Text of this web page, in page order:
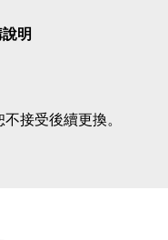
明
接受後續更換。